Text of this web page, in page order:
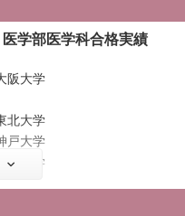
学部医学科合格実績
阪大学
北大学
戸大学
島大学